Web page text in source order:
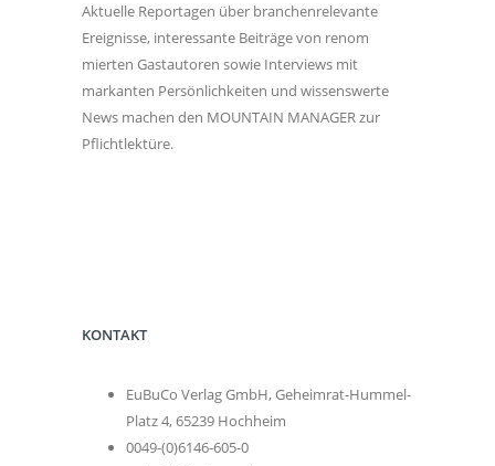
Aktuelle Reportagen über branchenrelevante
Ereignisse, interessante Beiträge von renom
mierten Gastautoren sowie Interviews mit
markanten Persönlichkeiten und wissenswerte
News machen den MOUNTAIN MANAGER zur
Pflichtlektüre.
KONTAKT
EuBuCo Verlag GmbH, Geheimrat-Hummel-
Platz 4, 65239 Hochheim
0049-(0)6146-605-0